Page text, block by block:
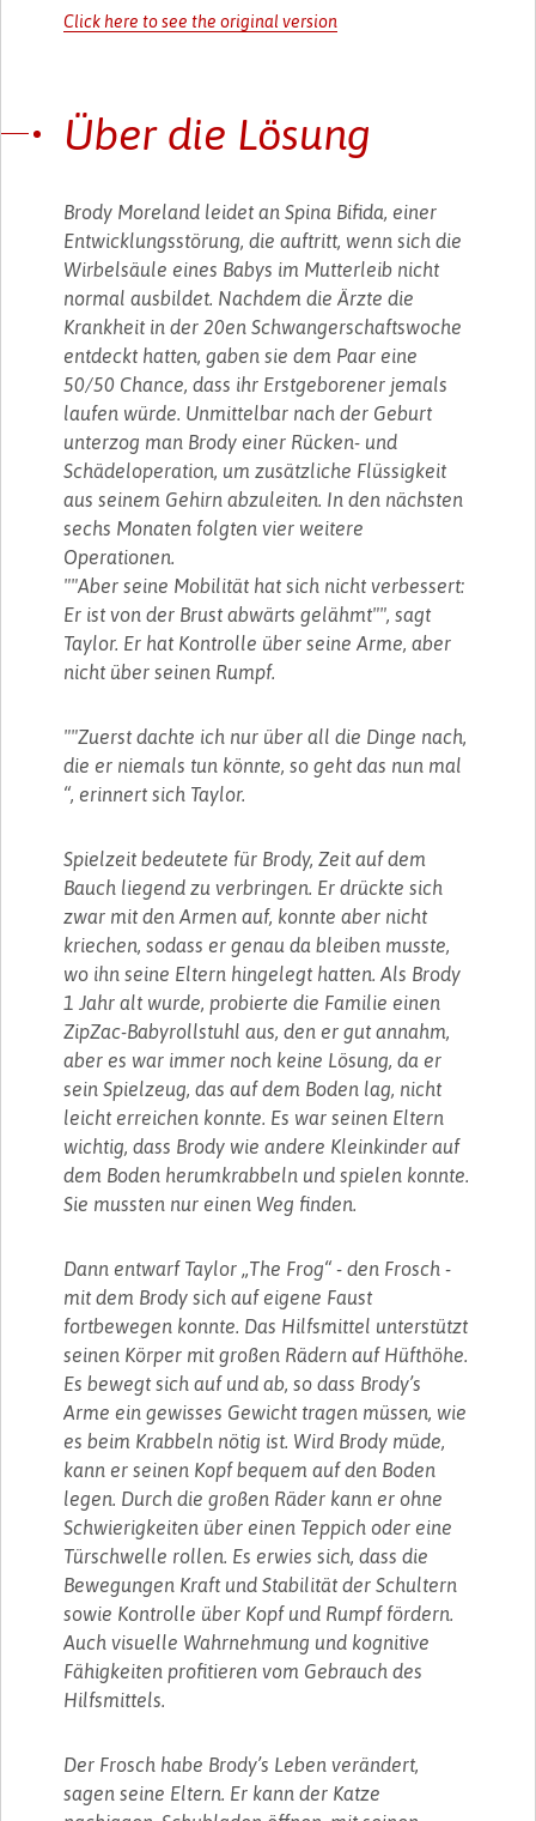
Click here to see the original version
Über die Lösung
Brody Moreland leidet an Spina Bifida, einer
Entwicklungsstörung, die auftritt, wenn sich die
Wirbelsäule eines Babys im Mutterleib nicht
normal ausbildet. Nachdem die Ärzte die
Krankheit in der 20en Schwangerschaftswoche
entdeckt hatten, gaben sie dem Paar eine
50/50 Chance, dass ihr Erstgeborener jemals
laufen würde. Unmittelbar nach der Geburt
unterzog man Brody einer Rücken- und
Schädeloperation, um zusätzliche Flüssigkeit
aus seinem Gehirn abzuleiten. In den nächsten
sechs Monaten folgten vier weitere
Operationen.
""Aber seine Mobilität hat sich nicht verbessert:
Er ist von der Brust abwärts gelähmt"", sagt
Taylor. Er hat Kontrolle über seine Arme, aber
nicht über seinen Rumpf.
""Zuerst dachte ich nur über all die Dinge nach,
die er niemals tun könnte, so geht das nun mal
“, erinnert sich Taylor.
Spielzeit bedeutete für Brody, Zeit auf dem
Bauch liegend zu verbringen. Er drückte sich
zwar mit den Armen auf, konnte aber nicht
kriechen, sodass er genau da bleiben musste,
wo ihn seine Eltern hingelegt hatten. Als Brody
1 Jahr alt wurde, probierte die Familie einen
ZipZac-Babyrollstuhl aus, den er gut annahm,
aber es war immer noch keine Lösung, da er
sein Spielzeug, das auf dem Boden lag, nicht
leicht erreichen konnte. Es war seinen Eltern
wichtig, dass Brody wie andere Kleinkinder auf
dem Boden herumkrabbeln und spielen konnte.
Sie mussten nur einen Weg finden.
Dann entwarf Taylor „The Frog“ - den Frosch -
mit dem Brody sich auf eigene Faust
fortbewegen konnte. Das Hilfsmittel unterstützt
seinen Körper mit großen Rädern auf Hüfthöhe.
Es bewegt sich auf und ab, so dass Brody’s
Arme ein gewisses Gewicht tragen müssen, wie
es beim Krabbeln nötig ist. Wird Brody müde,
kann er seinen Kopf bequem auf den Boden
legen. Durch die großen Räder kann er ohne
Schwierigkeiten über einen Teppich oder eine
Türschwelle rollen. Es erwies sich, dass die
Bewegungen Kraft und Stabilität der Schultern
sowie Kontrolle über Kopf und Rumpf fördern.
Auch visuelle Wahrnehmung und kognitive
Fähigkeiten profitieren vom Gebrauch des
Hilfsmittels.
Der Frosch habe Brody’s Leben verändert,
sagen seine Eltern. Er kann der Katze